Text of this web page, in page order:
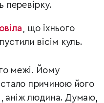
перевірку.
, що їхнього
вісім куль.
межі. Йому
стало причиною його
аніж людина. Думаю,